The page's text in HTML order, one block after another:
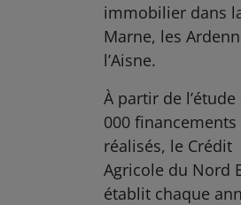
immobilier dans
Marne, les
l’Aisne.
À partir de l’étude
000 financements
réalisés, le Crédit
Agricole du Nord
établit chaque